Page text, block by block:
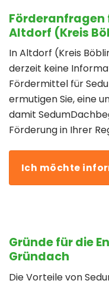
Förderanfragen
Altdorf (Kreis
In Altdorf (Kreis
derzeit keine
Fördermittel für
ermutigen Sie, eine
damit
Förderung in Ihrer
Ich möchte
Gründe für die
Gründach
Die Vorteile von